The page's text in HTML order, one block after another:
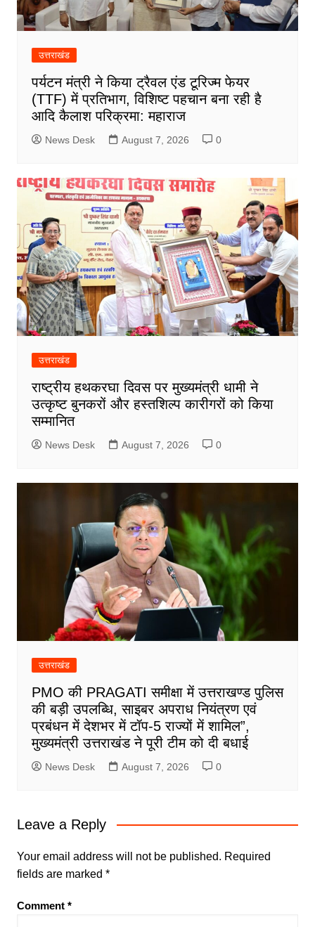
उत्तराखंड
पर्यटन मंत्री ने किया ट्रैवल एंड टूरिज्म फेयर
(TTF) में प्रतिभाग, विशिष्ट पहचान बना रही है
आदि कैलाश परिक्रमा: महाराज
News Desk August 7, 2026 0
उत्तराखंड
राष्ट्रीय हथकरघा दिवस पर मुख्यमंत्री धामी ने
उत्कृष्ट बुनकरों और हस्तशिल्प कारीगरों को किया
सम्मानित
News Desk August 7, 2026 0
उत्तराखंड
PMO की PRAGATI समीक्षा में उत्तराखण्ड पुलिस
की बड़ी उपलब्धि, साइबर अपराध नियंत्रण एवं
प्रबंधन में देशभर में टॉप-5 राज्यों में शामिल”,
मुख्यमंत्री उत्तराखंड ने पूरी टीम को दी बधाई
News Desk August 7, 2026 0
Leave a Reply
Your email address will not be published. Required
fields are marked *
Comment *